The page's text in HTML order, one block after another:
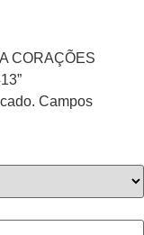
CORAÇÕES
Campos